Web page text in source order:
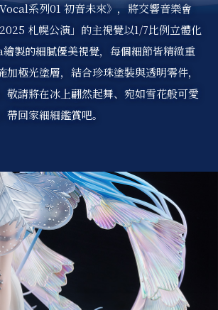
系列01 初音未來》，將交響音樂會
2025 札幌公演」的主視覺以1/7比例立體化
製的細膩優美視覺，每個細節皆精緻重
加極光塗層，結合珍珠塗裝與透明零件，
敬請將在冰上翩然起舞、宛如雪花般可愛
回家細細鑑賞吧。